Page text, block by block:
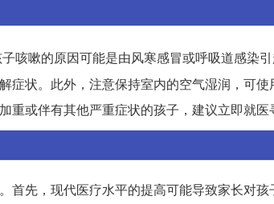
咳嗽的原因可能是由风寒感冒或呼吸道感染
症状。此外，注意保持室内的空气湿润，可
或伴有其他严重症状的孩子，建议立即就医
先，现代医疗水平的提高可能导致家长对孩